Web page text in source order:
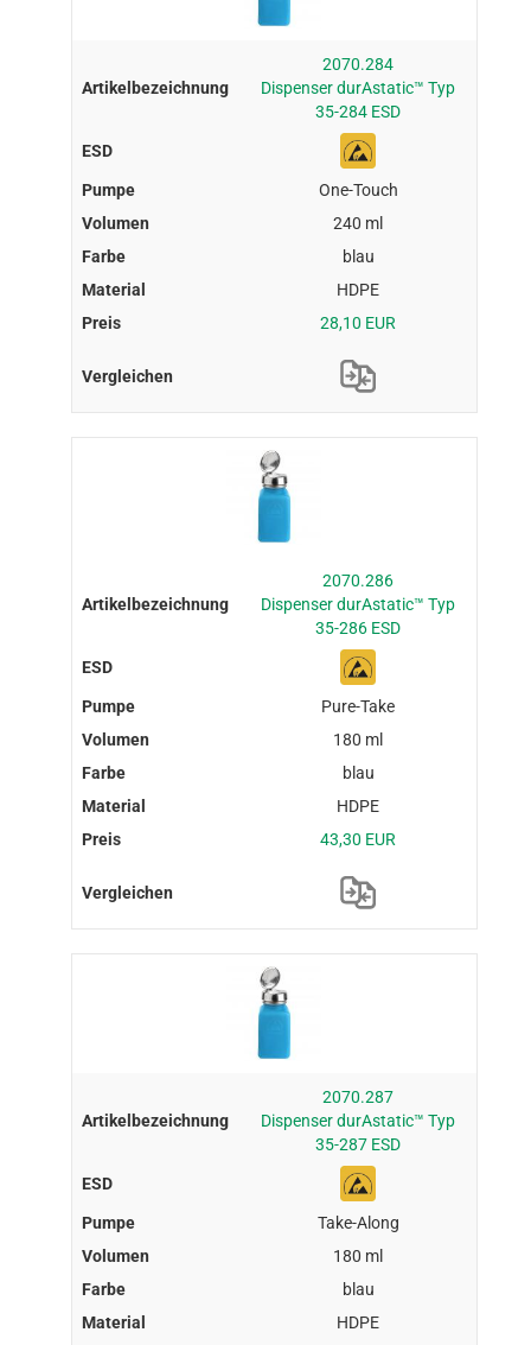
2070.284
Dispenser durAstatic™ Typ
35-284 ESD
One-Touch
240 ml
blau
HDPE
28,10 EUR
2070.286
Dispenser durAstatic™ Typ
35-286 ESD
Pure-Take
180 ml
blau
HDPE
43,30 EUR
2070.287
Dispenser durAstatic™ Typ
35-287 ESD
Take-Along
180 ml
blau
HDPE